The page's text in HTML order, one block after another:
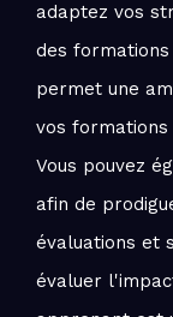
adaptez vos
des
permet une
vos
Vous pouvez
afin de
évaluations et
évaluer